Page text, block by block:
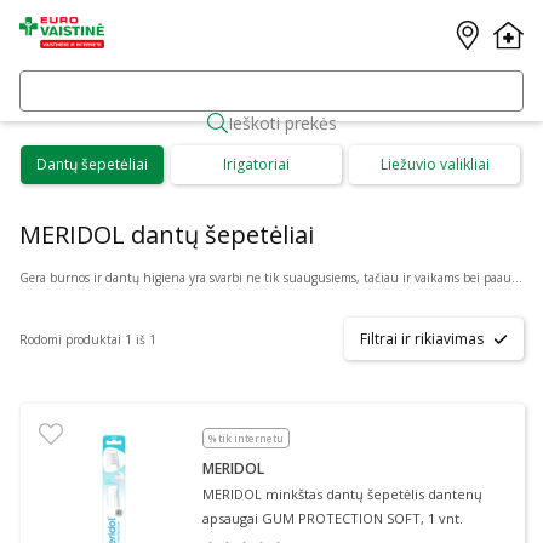
Ieškoti prekės
Dantų šepetėliai Irigatoriai Liežuvio valikliai
MERIDOL dantų šepetėliai
Gera burnos ir dantų higiena yra svarbi ne tik suaugusiems, tačiau ir vaikams bei paaugliams. Puikiai higienai palaikyti Eurovaistinė internete siūlo patogiai internetu įsigyti: Acca Kappa, Curaprox, Elmex, Gum, Jordan, Lacalut, Paradontax, Royal Denta, Sensodyne ir daugybės kitų gamintojų dantų šepetėlius bei jų rinkinius.
Rodomi produktai 1 iš 1 Filtrai ir rikiavimas
% tik internetu
MERIDOL
MERIDOL minkštas dantų šepetėlis dantenų
apsaugai GUM PROTECTION SOFT, 1 vnt.